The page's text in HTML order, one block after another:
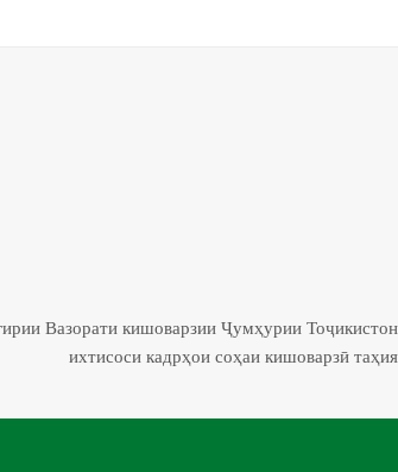
Вазорати кишоварзии Ҷумҳурии
ихтисоси кадрҳои соҳаи кишоварзӣ